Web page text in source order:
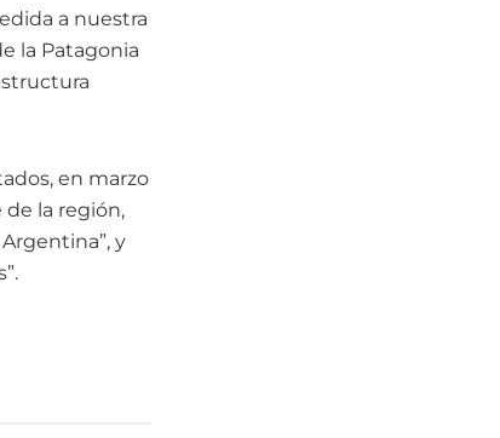
a nuestra
la Patagonia
en marzo
la región,
y